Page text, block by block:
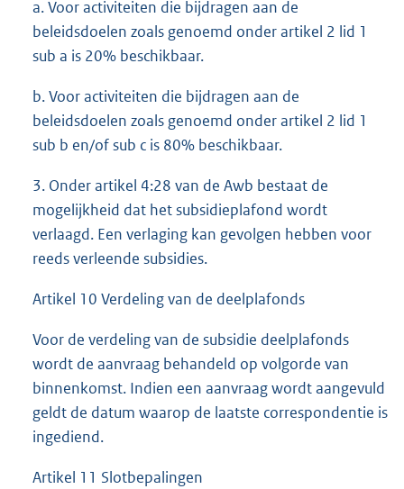
a. Voor activiteiten die bijdragen aan de
beleidsdoelen zoals genoemd onder artikel 2 lid 1
sub a is 20% beschikbaar.
b. Voor activiteiten die bijdragen aan de
beleidsdoelen zoals genoemd onder artikel 2 lid 1
sub b en/of sub c is 80% beschikbaar.
3. Onder artikel 4:28 van de Awb bestaat de
mogelijkheid dat het subsidieplafond wordt
verlaagd. Een verlaging kan gevolgen hebben voor
reeds verleende subsidies.
Artikel 10 Verdeling van de deelplafonds
Voor de verdeling van de subsidie deelplafonds
wordt de aanvraag behandeld op volgorde van
binnenkomst. Indien een aanvraag wordt aangevuld
geldt de datum waarop de laatste correspondentie is
ingediend.
Artikel 11 Slotbepalingen